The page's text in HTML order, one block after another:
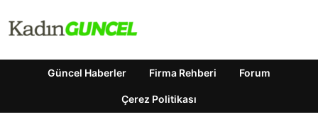
Güncel Haberler Firma Rehberi Forum
Çerez Politikası